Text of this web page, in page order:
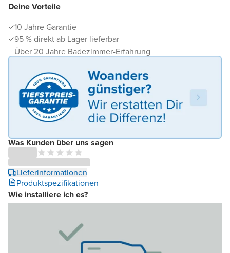
Deine Vorteile
10 Jahre Garantie
95 % direkt ab Lager lieferbar
Über 20 Jahre Badezimmer-Erfahrung
Was Kunden über uns sagen
Lieferinformationen
Produktspezifikationen
Wie installiere ich es?